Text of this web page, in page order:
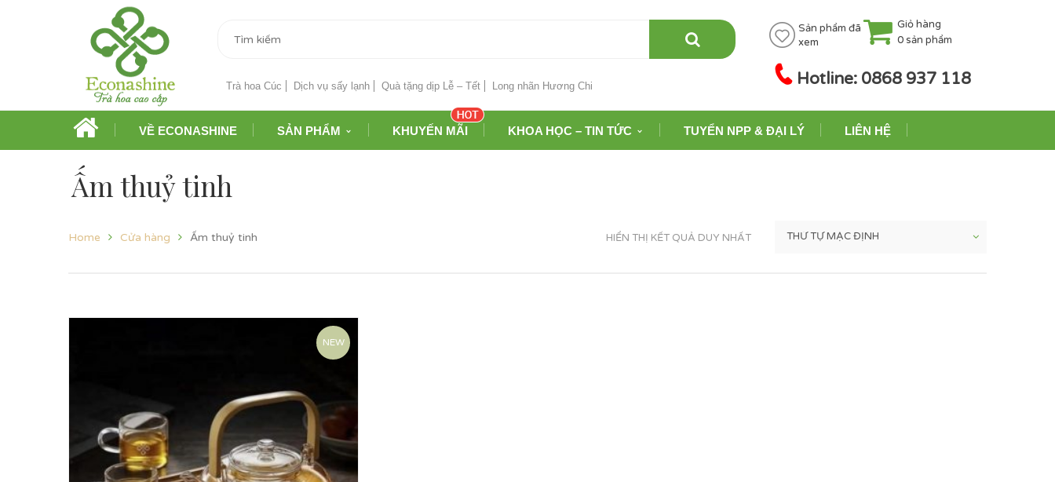
Trà hoa Cúc Dịch vụ sấy lạnh Quà tặng dịp Lễ – Tết Long nhãn Hương Chi
Sản phẩm đã
xem
Giỏ hàng
0 sản phẩm
Hotline: 0868 937 118
VỀ ECONASHINE SẢN PHẨM KHUYẾN MÃI KHOA HỌC – TIN TỨC TUYỂN NPP & ĐẠI LÝ LIÊN HỆ
Ấm thuỷ tinh
Home Cửa hàng Ấm thuỷ tinh HIỂN THỊ KẾT QUẢ DUY NHẤT
NEW